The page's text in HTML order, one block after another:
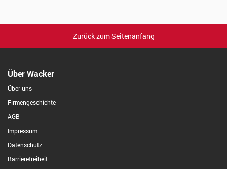
Zurück zum Seitenanfang
Über Wacker
Über uns
Firmengeschichte
AGB
Impressum
Datenschutz
Barrierefreiheit